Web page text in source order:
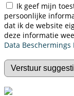
Ik geef mijn
persoonlijke
dat ik de website
deze informatie
Data Beschermings